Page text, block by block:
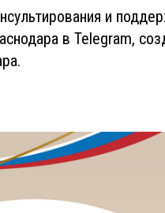
и
в Telegram,